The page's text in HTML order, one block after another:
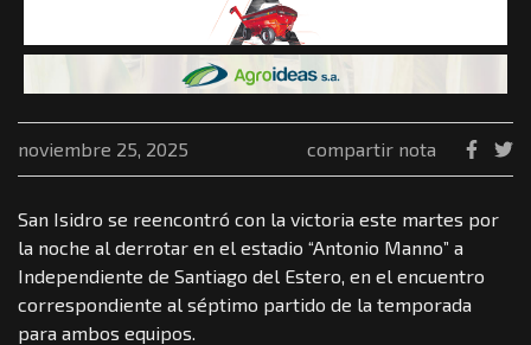
noviembre 25, 2025 compartir nota
San Isidro se reencontró con la victoria este martes por
la noche al derrotar en el estadio “Antonio Manno” a
Independiente de Santiago del Estero, en el encuentro
correspondiente al séptimo partido de la temporada
para ambos equipos.